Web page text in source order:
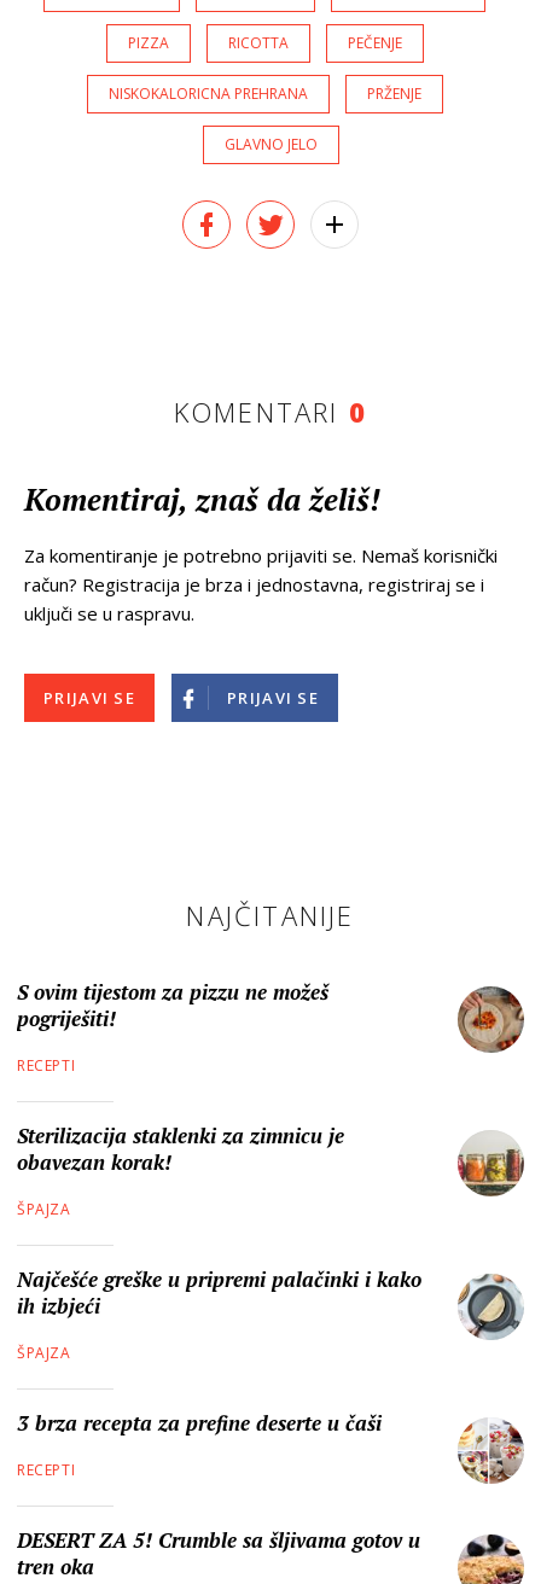
PIZZA RICOTTA PEČENJE
NISKOKALORICNA PREHRANA PRŽENJE
GLAVNO JELO
KOMENTARI 0
Komentiraj, znaš da želiš!
Za komentiranje je potrebno prijaviti se. Nemaš korisnički
račun? Registracija je brza i jednostavna, registriraj se i
uključi se u raspravu.
PRIJAVI SE PRIJAVI SE
NAJČITANIJE
S ovim tijestom za pizzu ne možeš
pogriješiti!
RECEPTI
Sterilizacija staklenki za zimnicu je
obavezan korak!
ŠPAJZA
Najčešće greške u pripremi palačinki i kako
ih izbjeći
ŠPAJZA
3 brza recepta za prefine deserte u čaši
RECEPTI
DESERT ZA 5! Crumble sa šljivama gotov u
tren oka